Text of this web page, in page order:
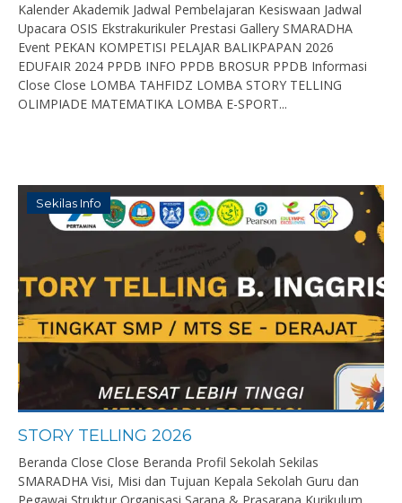
Kalender Akademik Jadwal Pembelajaran Kesiswaan Jadwal
Upacara OSIS Ekstrakurikuler Prestasi Gallery SMARADHA
Event PEKAN KOMPETISI PELAJAR BALIKPAPAN 2026
EDUFAIR 2024 PPDB INFO PPDB BROSUR PPDB Informasi
Close Close LOMBA TAHFIDZ LOMBA STORY TELLING
OLIMPIADE MATEMATIKA LOMBA E-SPORT...
Sekilas Info
STORY TELLING 2026
Beranda Close Close Beranda Profil Sekolah Sekilas
SMARADHA Visi, Misi dan Tujuan Kepala Sekolah Guru dan